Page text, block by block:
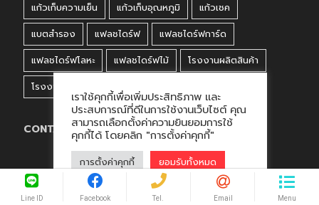
แก้วเก็บความเย็น
แก้วเก็บอุณหภูมิ
แก้วเชค
แบตสำรอง
แฟลชไดร์ฟ
แฟลชไดร์ฟการ์ด
แฟลชไดร์ฟโลหะ
แฟลชไดร์ฟไม้
โรงงานผลิตสินค้า
โรงงานผลิตสินค้าพรีเมี่ยม
CONTACT US
Premium Perfect Co., Ltd.
เราใช้คุกกี้เพื่อเพิ่มประสิทธิภาพ และ
ประสบการณ์ที่ดีในการใช้งานเว็บไซต์ คุณ
สามารถเลือกตั้งค่าความยินยอมการใช้
คุกกี้ได้ โดยคลิก "การตั้งค่าคุกกี้"
การตั้งค่าคุกกี้ ยอมรับทั้งหมด